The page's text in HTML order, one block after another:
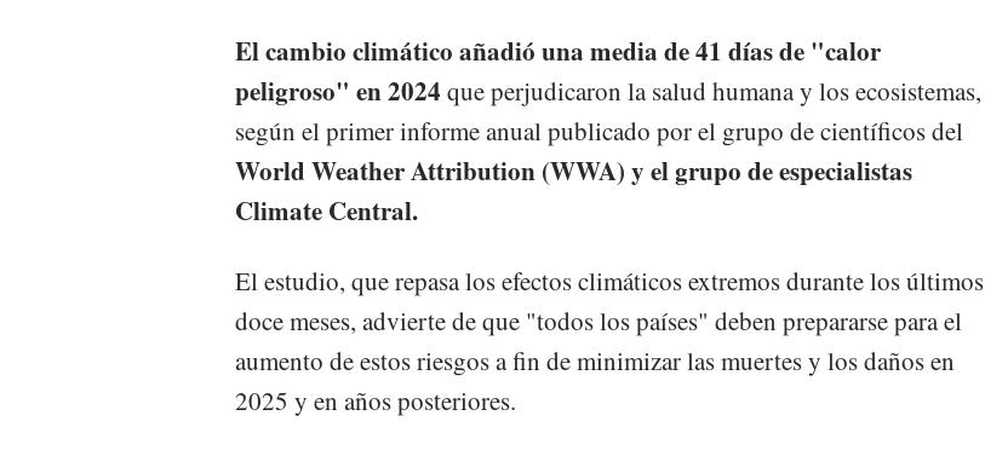
El cambio climático añadió una media de 41 días de "calor
peligroso" en 2024 que perjudicaron la salud humana y los ecosistemas,
según el primer informe anual publicado por el grupo de científicos del
World Weather Attribution (WWA) y el grupo de especialistas
Climate Central.
El estudio, que repasa los efectos climáticos extremos durante los últimos
doce meses, advierte de que "todos los países" deben prepararse para el
aumento de estos riesgos a fin de minimizar las muertes y los daños en
2025 y en años posteriores.